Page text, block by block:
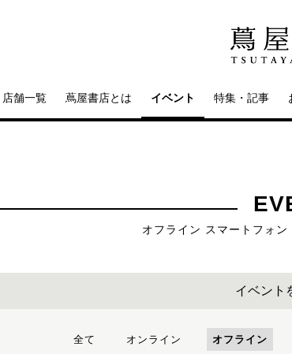
店舗一覧 蔦屋書店とは イベント 特集・記事
オフライン スマートフォ
イベント
全て オンライン オフライン